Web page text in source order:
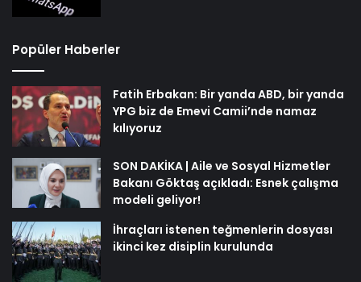
Popüler Haberler
Fatih Erbakan: Bir yanda ABD, bir yanda
YPG biz de Emevi Camii’nde namaz
kılıyoruz
SON DAKİKA | Aile ve Sosyal Hizmetler
Bakanı Göktaş açıkladı: Esnek çalışma
modeli geliyor!
İhraçları istenen teğmenlerin dosyası
ikinci kez disiplin kurulunda